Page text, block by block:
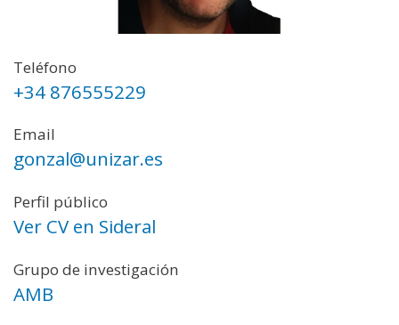
Teléfono
+34 876555229
Email
gonzal@unizar.es
Perfil público
Ver CV en Sideral
Grupo de investigación
AMB